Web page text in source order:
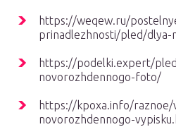
https://weqew.ru/
prinadlezhnosti/pled/dlya-
https://podelki.expert/
novorozhdennogo-foto/
https://kpoxa.info/raznoe/
novorozhdennogo-